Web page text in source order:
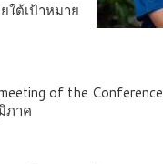
ใต้เป้าหมาย
of the
ภาค